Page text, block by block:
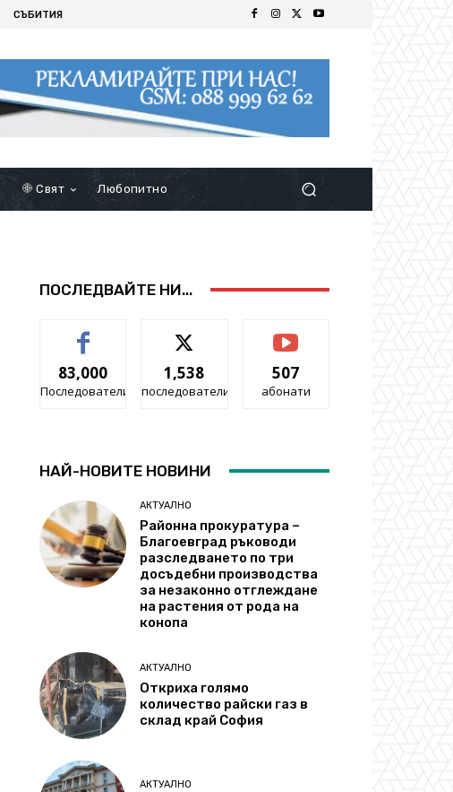
СЪБИТИЯ
Свят Любопитно
ПОСЛЕДВАЙТЕ НИ...
83,000
Последователи
1,538
последователи
507
абонати
НАЙ-НОВИТЕ НОВИНИ
АКТУАЛНО
Районна прокуратура –
Благоевград ръководи
разследването по три
досъдебни производства
за незаконно отглеждане
на растения от рода на
конопа
АКТУАЛНО
Откриха голямо
количество райски газ в
склад край София
АКТУАЛНО